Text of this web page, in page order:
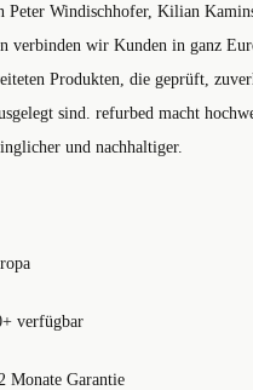
Peter Windischhofer, Kilian
verbinden wir Kunden in ganz
Produkten, die geprüft,
sind. refurbed macht
und nachhaltiger.
verfügbar
Monate Garantie